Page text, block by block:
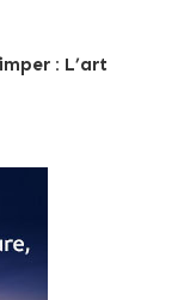
: L’art